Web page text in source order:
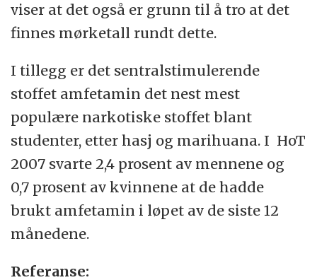
viser at det også er grunn til å tro at det
finnes mørketall rundt dette.
I tillegg er det sentralstimulerende
stoffet amfetamin det nest mest
populære narkotiske stoffet blant
studenter, etter hasj og marihuana. I HoT
2007 svarte 2,4 prosent av mennene og
0,7 prosent av kvinnene at de hadde
brukt amfetamin i løpet av de siste 12
månedene.
Referanse: